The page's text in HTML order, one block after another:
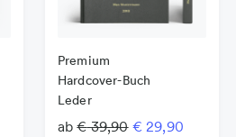
was: € 21,90.
price is: € 14,90.
Premium
Hardcover-Buch
Leder
ab€39,90 Original price
€ 29,90